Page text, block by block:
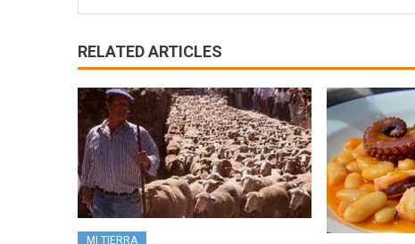
RELATED ARTICLES
MI TIERRA